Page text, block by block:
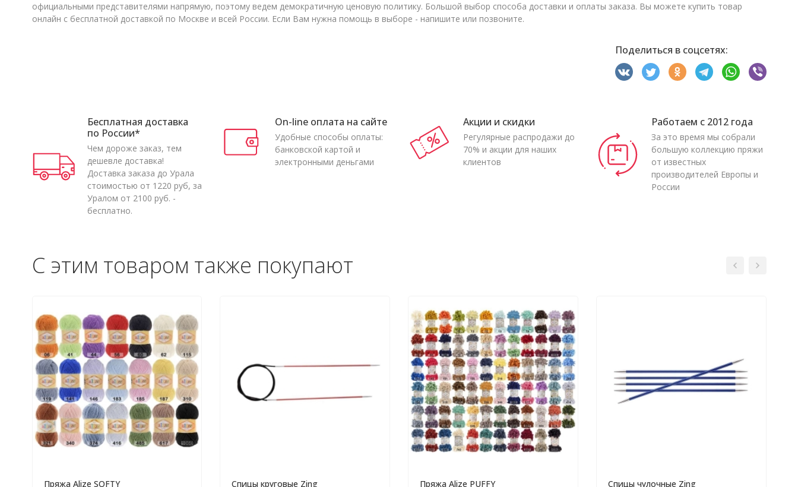
официальными представителями напрямую, поэтому ведем демократичную ценовую политику. Большой выбор способа доставки и оплаты заказа. Вы можете купить товар
онлайн с бесплатной доставкой по Москве и всей России. Если Вам нужна помощь в выборе - напишите или позвоните.
Поделиться в соцсетях:
Бесплатная доставка
по России*
Чем дороже заказ, тем
дешевле доставка!
Доставка заказа до Урала
стоимостью от 1220 руб, за
Уралом от 2100 руб. -
бесплатно.
On-line оплата на сайте
Удобные способы оплаты:
банковской картой и
электронными деньгами
Акции и скидки
Регулярные распродажи до
70% и акции для наших
клиентов
Работаем с 2012 года
За это время мы собрали
большую коллекцию пряжи
от известных
производителей Европы и
России
С этим товаром также покупают
Пряжа Alize SOFTY Спицы круговые Zing Пряжа Alize PUFFY Спицы чулочные Zing